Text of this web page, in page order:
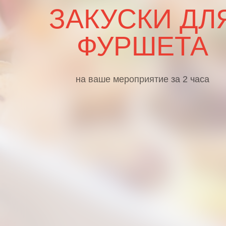
ЗАКУСКИ
ФУРШЕТА
на ваше мероприятие за 2 часа